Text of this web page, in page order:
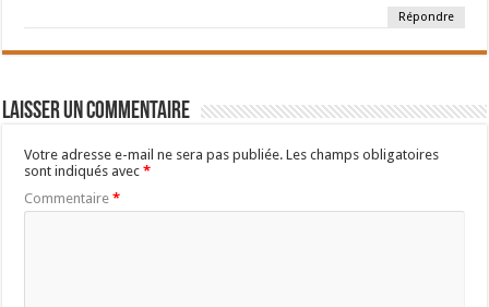
Répondre
Laisser un commentaire
Votre adresse e-mail ne sera pas publiée. Les champs obligatoires
sont indiqués avec*
Commentaire*